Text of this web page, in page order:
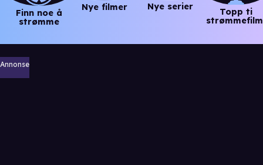
Finn noe å
strømme
Nye filmer Nye serier
Topp ti
Annonse